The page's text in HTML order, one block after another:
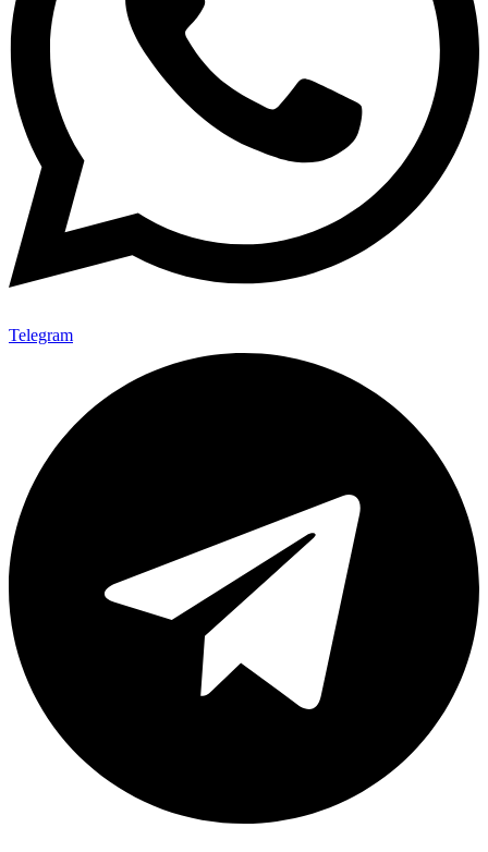
Telegram